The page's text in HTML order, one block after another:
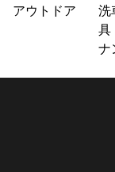
アウトドア
洗
具
ナ